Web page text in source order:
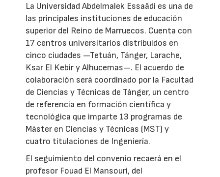
La Universidad Abdelmalek Essaâdi es una de
las principales instituciones de educación
superior del Reino de Marruecos. Cuenta con
17 centros universitarios distribuidos en
cinco ciudades —Tetuán, Tánger, Larache,
Ksar El Kebir y Alhucemas—. El acuerdo de
colaboración será coordinado por la Facultad
de Ciencias y Técnicas de Tánger, un centro
de referencia en formación científica y
tecnológica que imparte 13 programas de
Máster en Ciencias y Técnicas (MST) y
cuatro titulaciones de Ingeniería.
El seguimiento del convenio recaerá en el
profesor Fouad El Mansouri, del